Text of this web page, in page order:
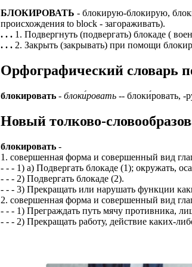
ПРОЦЕСС ОФОРМЛЕНИЯ:
приглашение от
работодателем
ВОЗМОЖНО
Также смотрите
А также
упаковщик, стикеровщик.
# работа за границей
# работа за рубежом
# трудоустройство за
# трудоустройство за
ЗАДАЧИ
Доставлять клиентам
картами банка.
В ходе консультации
установке мобильного
Пожалуйста, НЕ
курьер документов,
В таких банках, как
Открытие, Почта Банк.
А также в компаниях:
БЛОКИРОВАТЬ - блокирую-блокирую,
происхождения to block - загораживать).
. . . 1. Подвергнуть (подвергать) блокаде (
. . . 2. Закрыть (закрывать) при помощи
Орфографический словарь
блокировать - блоки́ровать -- блоки́ровать, -
Новый толково-
блокировать -
1. совершенная форма и совершенный вид
- - - 1) а) Подвергать блокаде (1); окружать,
- - - 2) Подвергать блокаде (2).
- - - 3) Прекращать или нарушать функции
2. совершенная форма и совершенный вид
- - - 1) Преграждать путь мячу противника,
- - - 2) Прекращать работу, действие каких-